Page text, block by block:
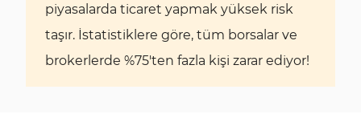
piyasalarda ticaret yapmak yüksek risk
taşır. İstatistiklere göre, tüm borsalar ve
brokerlerde %75'ten fazla kişi zarar ediyor!